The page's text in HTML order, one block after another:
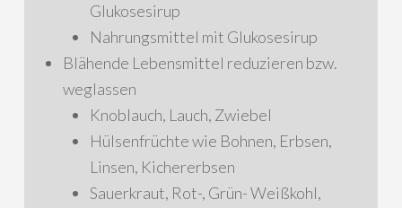
Glukosesirup
Nahrungsmittel mit Glukosesirup
Blähende Lebensmittel reduzieren bzw.
weglassen
Knoblauch, Lauch, Zwiebel
Hülsenfrüchte wie Bohnen, Erbsen,
Linsen, Kichererbsen
Sauerkraut, Rot-, Grün- Weißkohl,